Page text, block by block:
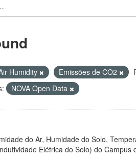
Humidity Emissões de CO2
NOVA Open Data
do Ar, Humidade do Solo,
Elétrica do Solo) do Campus